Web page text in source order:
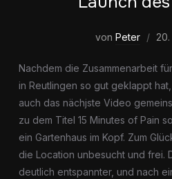
von Peter
Nachdem die Zusammenarbeit
in Reutlingen so gut geklappt
auch das nächjste Video
zu dem Titel 15 Minutes of Pain
ein Gartenhaus im Kopf. Zum
die Location unbesucht und frei.
deutlich entspannter, und nach